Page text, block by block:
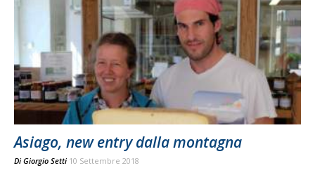
Asiago, new entry dalla montagna
Di Giorgio Setti 10 Settembre 2018